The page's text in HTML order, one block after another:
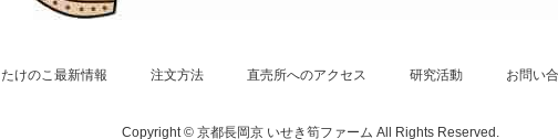
たけのこ最新情報 注文方法 直売所へのアクセス 研究活動 お問い
Copyright © 京都長岡京 いせき筍ファーム All Rights Reserved.